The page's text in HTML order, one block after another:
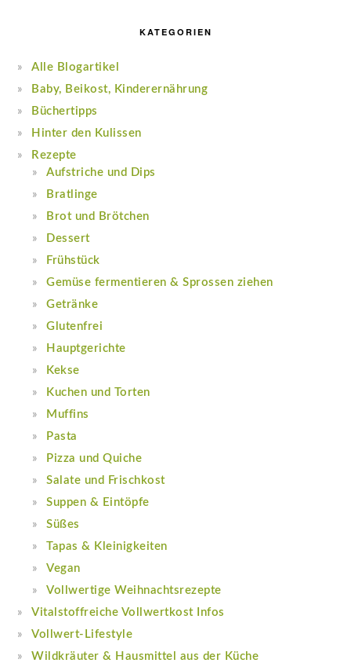
KATEGORIEN
Alle Blogartikel
Baby, Beikost, Kinderernährung
Büchertipps
Hinter den Kulissen
Rezepte
Aufstriche und Dips
Bratlinge
Brot und Brötchen
Dessert
Frühstück
Gemüse fermentieren & Sprossen ziehen
Getränke
Glutenfrei
Hauptgerichte
Kekse
Kuchen und Torten
Muffins
Pasta
Pizza und Quiche
Salate und Frischkost
Suppen & Eintöpfe
Süßes
Tapas & Kleinigkeiten
Vegan
Vollwertige Weihnachtsrezepte
Vitalstoffreiche Vollwertkost Infos
Vollwert-Lifestyle
Wildkräuter & Hausmittel aus der Küche